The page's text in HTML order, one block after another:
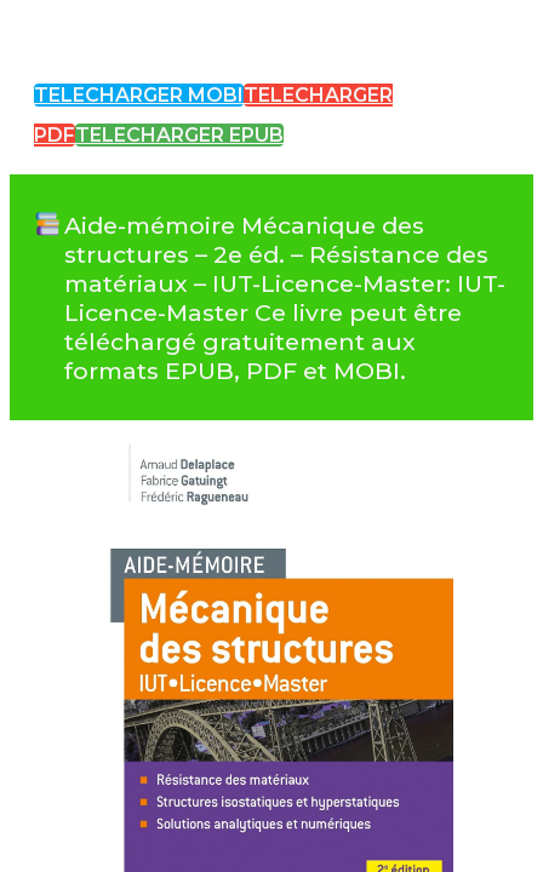
TELECHARGER MOBI TELECHARGER
PDFTELECHARGER EPUB
Aide-mémoire Mécanique des
structures – 2e éd. – Résistance des
matériaux – IUT-Licence-Master: IUT-
Licence-Master Ce livre peut être
téléchargé gratuitement aux
formats EPUB, PDF et MOBI.